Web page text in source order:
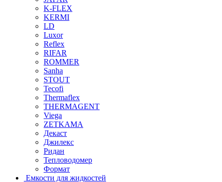
K-FLEX
KERMI
LD
Luxor
Reflex
RIFAR
ROMMER
Sanha
STOUT
Tecofi
Thermaflex
THERMAGENT
Viega
ZETKAMA
Декаст
Джилекс
Ридан
Тепловодомер
Формат
Емкости для жидкостей